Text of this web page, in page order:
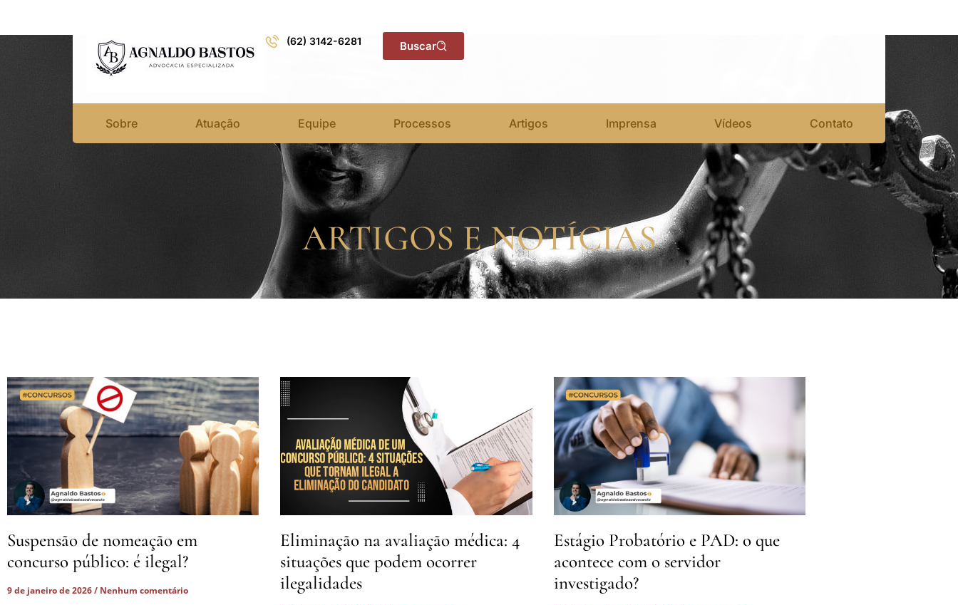
(62) 3142-6281 Buscar
Sobre Atuação Equipe Processos Artigos Imprensa Vídeos Contato
ARTIGOS E NOTÍCIAS
Suspensão de nomeação em
concurso público: é ilegal?
9 de janeiro de 2026
Nenhum comentário
Eliminação na avaliação médica: 4
situações que podem ocorrer
ilegalidades
Estágio Probatório e PAD: o que
acontece com o servidor
investigado?